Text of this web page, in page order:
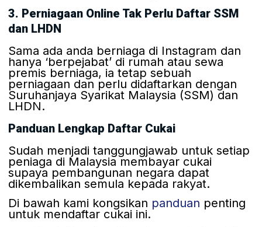
3. Perniagaan Online Tak Perlu Daftar SSM
dan LHDN
Sama ada anda berniaga di Instagram dan
hanya ‘berpejabat’ di rumah atau sewa
premis berniaga, ia tetap sebuah
perniagaan dan perlu didaftarkan dengan
Suruhanjaya Syarikat Malaysia (SSM) dan
LHDN.
Panduan Lengkap Daftar Cukai
Sudah menjadi tanggungjawab untuk setiap
peniaga di Malaysia membayar cukai
supaya pembangunan negara dapat
dikembalikan semula kepada rakyat.
Di bawah kami kongsikan panduan penting
untuk mendaftar cukai ini.